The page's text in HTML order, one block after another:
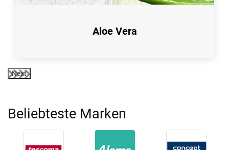
Aloe Vera
Next
Beliebteste Marken